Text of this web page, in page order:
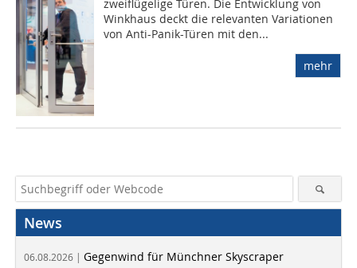
zweiflügelige Türen. Die Entwicklung von
Winkhaus deckt die relevanten Variationen
von Anti-Panik-Türen mit den...
mehr
News
06.08.2026 | Gegenwind für Münchner Skyscraper